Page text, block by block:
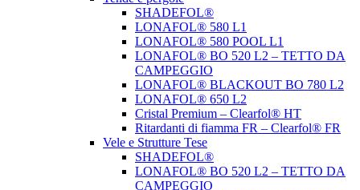
SHADEFOL®
LONAFOL® 580 L1
LONAFOL® 580 POOL L1
LONAFOL® BO 520 L2 – TETTO DA
CAMPEGGIO
LONAFOL® BLACKOUT BO 780 L2
LONAFOL® 650 L2
Cristal Premium – Clearfol® HT
Ritardanti di fiamma FR – Clearfol® FR
Vele e Strutture Tese
SHADEFOL®
LONAFOL® BO 520 L2 – TETTO DA
CAMPEGGIO